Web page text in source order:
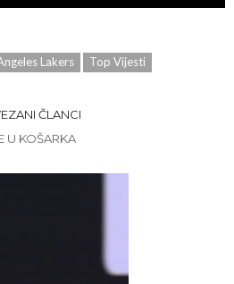
Lakers Top Vijesti
ČLANCI
U KOŠARKA